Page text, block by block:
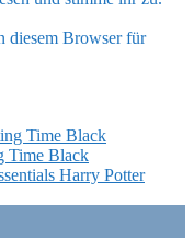
diesem Browser für
Time Black
Harry Potter